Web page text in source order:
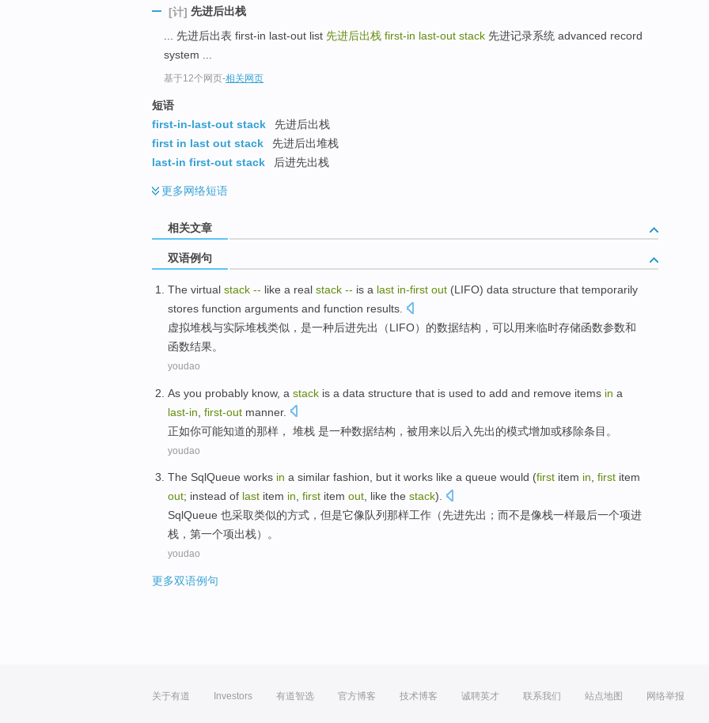
[计] 先进后出栈
... 先进后出表 first-in last-out list 先进后出栈 first-in last-out stack 先进记录系统 advanced record
system ...
基于12个网页-相关网页
短语
first-in-last-out stack
先进后出栈
first in last out stack
先进后出堆栈
last-in first-out stack
后进先出栈
更多网络短语
相关文章
双语例句
The virtual stack -- like a real stack -- is a last in-first out (LIFO) data structure that temporarily
stores function arguments and function results
虚拟堆栈与实际堆栈类似 ， 是一种后进先出 （LIFO）的数据结构 ，可以用来临时存储函数参数和
函数结果。
youdao
As you probably know, a stack is a data structure that is used to add and remove items in a
last-in first-out manner.
正如你可能知道的那样， 堆栈 是一种数据结构 ， 被用来以后入 先出的模式增加或移除条目 。
youdao
The SqlQueue works in a similar fashion, but it works like a queue would (first item in, first item
out; instead of last item in, first item out, like the stack).
SqlQueue 也采取类似的方式 ， 但是它像队列那样工作 （先进先出 ； 而不是像栈一样最后一个项进
栈， 第一个项出栈）。
youdao
更多双语例句
关于有道 Investors 有道智选 官方博客 技术博客 诚聘英才 联系我们 站点地图 网络举报